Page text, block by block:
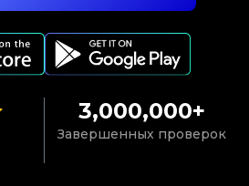
3,000,000+
Завершенных проверок